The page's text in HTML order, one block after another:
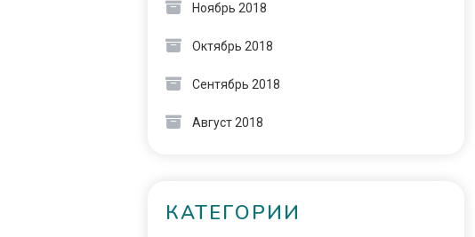
Ноябрь 2018
Октябрь 2018
Сентябрь 2018
Август 2018
КАТЕГОРИИ